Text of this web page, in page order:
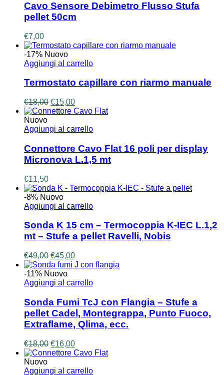
Cavo Sensore Debimetro Flusso Stufa
pellet 50cm
€7,00
-17% Nuovo
Aggiungi al carrello
Termostato capillare con riarmo manuale
€18,00 Il
prezzo
era:
€15,00Il
prezzo
è:
Nuovo
Aggiungi al carrello
Connettore Cavo Flat 16 poli per display
Micronova L.1,5 mt
€11,50
-8% Nuovo
Aggiungi al carrello
Sonda K 15 cm – Termocoppia K-IEC L.1,2
mt – Stufe a pellet Ravelli, Nobis
€49,00 Il
prezzo
originale
era:
€45,00Il
prezzo
è:
-11% Nuovo
Aggiungi al carrello
Sonda Fumi TcJ con Flangia – Stufe a
pellet Cadel, Montegrappa, Punto Fuoco,
Extraflame, Qlima, ecc.
€18,00 Il
prezzo
era:
€16,00Il
prezzo
è:
Nuovo
Aggiungi al carrello